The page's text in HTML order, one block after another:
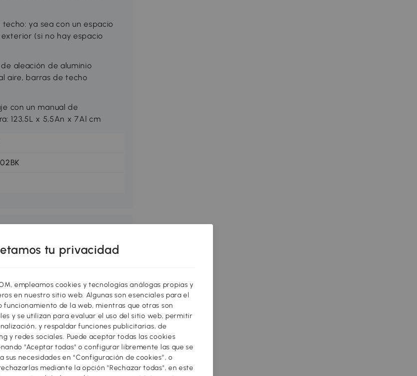
ya sea con un espacio
(si no hay espacio
aleación de aluminio
aire, barras de techo
con un manual de
123,5L x 5,5An x 7Al cm
tu privacidad
empleamos cookies y tecnologías análogas propias y
en nuestro sitio web. Algunas son esenciales para el
funcionamiento de la web, mientras que otras son
y se utilizan para evaluar el uso del sitio web, permitir
y respaldar funciones publicitarias, de
y redes sociales. Puede aceptar todas las cookies
"Aceptar todas" o configurar libremente las que se
sus necesidades en “Configuración de cookies”, o
mediante la opción "Rechazar todas", en este